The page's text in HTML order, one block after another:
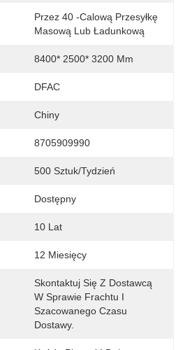
Przez 40 -calową Przesyłkę
Masową Lub Ładunkową
8400* 2500* 3200 Mm
DFAC
Chiny
8705909990
500 Sztuk/tydzień
Dostępny
10 Lat
12 Miesięcy
Skontaktuj Się Z Dostawcą
W Sprawie Frachtu I
Szacowanego Czasu
Dostawy.